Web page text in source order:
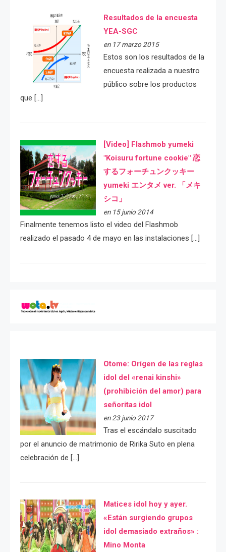
Resultados de la encuesta
YEA-SGC
en 17 marzo 2015
Estos son los resultados de la
encuesta realizada a nuestro
público sobre los productos
que […]
[Video] Flashmob yumeki
"Koisuru fortune cookie" 恋
するフォーチュンクッキー
yumeki エンタメ ver. 「メキ
シコ」
en 15 junio 2014
Finalmente tenemos listo el video del Flashmob
realizado el pasado 4 de mayo en las instalaciones […]
Otome: Orígen de las reglas
idol del «renai kinshi»
(prohibición del amor) para
señoritas idol
en 23 junio 2017
Tras el escándalo suscitado
por el anuncio de matrimonio de Ririka Suto en plena
celebración de […]
Matices idol hoy y ayer.
«Están surgiendo grupos
idol demasiado extraños» :
Mino Monta